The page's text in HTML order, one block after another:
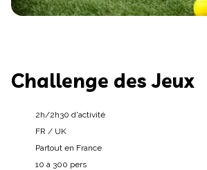
Challenge des Jeux
2h/2h30 d'activité
FR / UK
Partout en France
10 à 300 pers